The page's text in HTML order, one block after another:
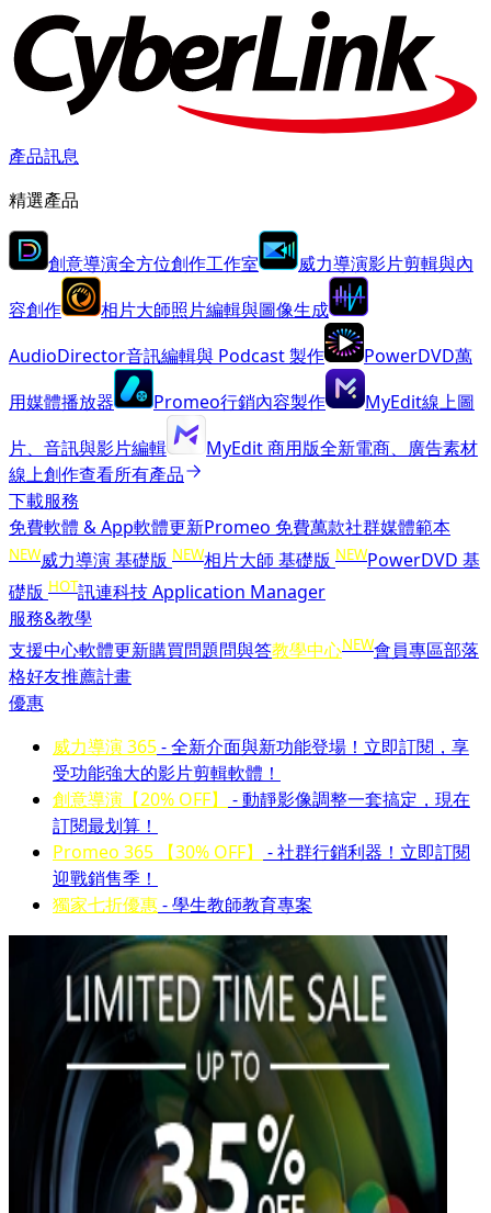
產品訊息
精選產品
創意導演全方位創作工作室 威力導演影片剪輯與內
容創作
相片大師照片編輯與圖像生成
AudioDirector音訊編輯與 Podcast 製作 PowerDVD萬
用媒體播放器
Promeo行銷內容製作 MyEdit線上圖
片、音訊與影片編輯
MyEdit 商用版全新電商、廣告素材
線上創作查看所有產品
下載服務
免費軟體 & App軟體更新Promeo 免費萬款社群媒體範本
NEW威力導演 基礎版 NEW相片大師 基礎版 NEWPowerDVD 基
礎版 HOT訊連科技 Application Manager
服務&教學
支援中心軟體更新購買問題問與答教學中心NEW會員專區部落
格好友推薦計畫
優惠
威力導演 365- 全新介面與新功能登場！立即訂閱，享
受功能強大的影片剪輯軟體！
創意導演【20% OFF】
- 動靜影像調整一套搞定，現在
訂閱最划算！
Promeo 365 【30% OFF】
- 社群行銷利器！立即訂閱
迎戰銷售季！
獨家七折優惠- 學生教師教育專案